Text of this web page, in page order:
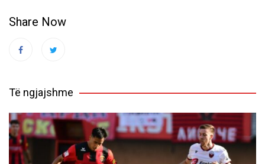
Share Now
Të ngjajshme